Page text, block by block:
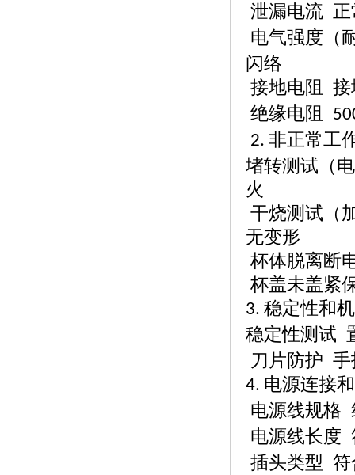
泄漏电流
电气强度（
闪络
接地电阻
接
绝缘电阻
2. 非正常工
堵转测试（
火
干烧测试（
无变形
杯体脱离断
杯盖未盖紧
3. 稳定性和
稳定性测试
刀片防护 手
4. 电源连接
电源线规格
电源线长度
插头类型 符